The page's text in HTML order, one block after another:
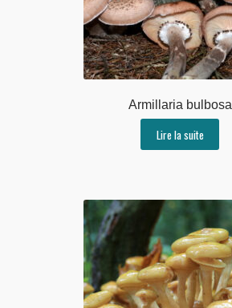
Armillaria bulbosa
Lire la suite